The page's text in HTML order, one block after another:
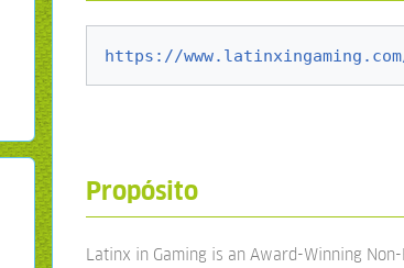
https://
Propósito
Latinx in Gaming is an Award-Winning